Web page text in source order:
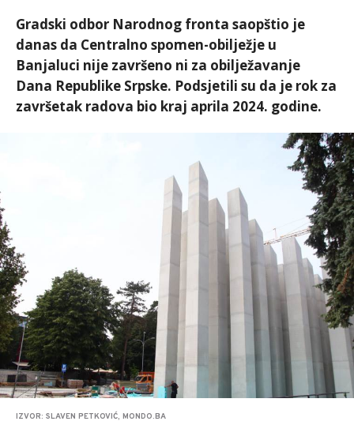
Gradski odbor Narodnog fronta saopštio je
danas da Centralno spomen-obilježje u
Banjaluci nije završeno ni za obilježavanje
Dana Republike Srpske. Podsjetili su da je rok za
završetak radova bio kraj aprila 2024. godine.
IZVOR: SLAVEN PETKOVIĆ, MONDO.BA